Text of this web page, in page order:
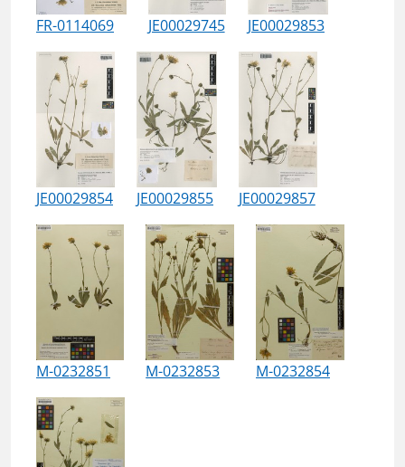
FR-0114069 JE00029745 JE00029853
JE00029854 JE00029855 JE00029857
M-0232851 M-0232853 M-0232854